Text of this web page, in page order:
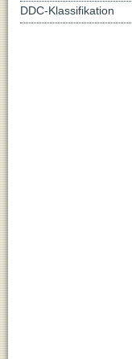
DDC-Klassifikation